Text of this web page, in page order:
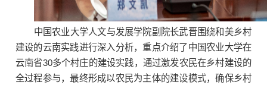
中国农业大学人文与发展学院副院长武晋围绕和美乡村
建设的云南实践进行深入分析，重点介绍了中国农业大学在
云南省30多个村庄的建设实践，通过激发农民在乡村建设的
全过程参与，最终形成以农民为主体的建设模式，确保乡村